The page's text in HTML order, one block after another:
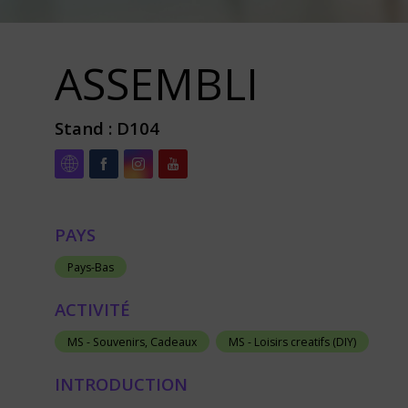
ASSEMBLI
Stand : D104
PAYS
Pays-Bas
ACTIVITÉ
MS - Souvenirs, Cadeaux MS - Loisirs creatifs (DIY)
INTRODUCTION